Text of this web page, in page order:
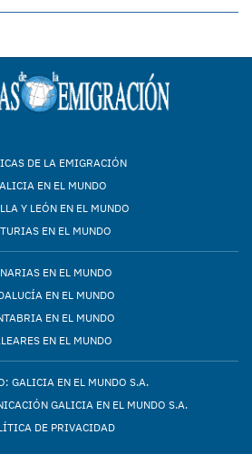
DE LA EMIGRACIÓN
EN EL MUNDO
Y LEÓN EN EL MUNDO
EN EL MUNDO
EN EL MUNDO
EN EL MUNDO
EN EL MUNDO
EN EL MUNDO
GALICIA EN EL MUNDO S.A.
GALICIA EN EL MUNDO S.A.
DE PRIVACIDAD